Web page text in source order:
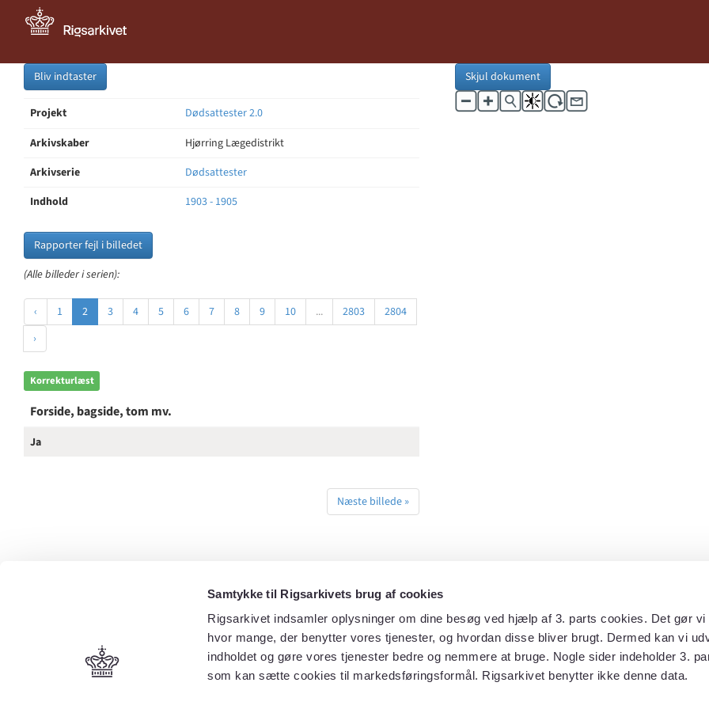
Samtykke til Rigsarkivets brug af cookies
Rigsarkivet indsamler oplysninger om dine besøg ved hjælp af 3. parts cookies. Det gør vi
hvor mange, der benytter vores tjenester, og hvordan disse bliver brugt. Dermed kan vi
indholdet og gøre vores tjenester bedre og nemmere at bruge. Nogle sider indeholder 3.
som kan sætte cookies til markedsføringsformål. Rigsarkivet benytter ikke denne data.
Bliv indtaster
Projekt
Dødsattester 2.0
Arkivskaber
Hjørring Lægedistrikt
Arkivserie
Dødsattester
Indhold
1903 - 1905
Rapporter fejl i billedet
(Alle billeder i serien):
‹ 1 2 3 4 5 6 7 8 9 10 ... 2803
2804
›
Korrekturlæst
Forside, bagside, tom mv.
Ja
Næste billede »
Skjul dokument